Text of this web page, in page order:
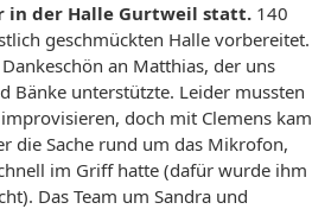
in der Halle Gurtweil statt. 140
geschmückten Halle vorbereitet.
an Matthias, der uns
Bänke unterstützte. Leider mussten
doch mit Clemens kam
die Sache rund um das Mikrofon,
im Griff hatte (dafür wurde ihm
Das Team um Sandra und